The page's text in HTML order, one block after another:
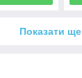
Показати ще